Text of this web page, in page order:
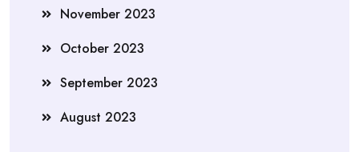
November 2023
October 2023
September 2023
August 2023